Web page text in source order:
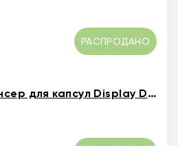
РАСПРОДАНО
Диспенсер для капсул Display Drawer